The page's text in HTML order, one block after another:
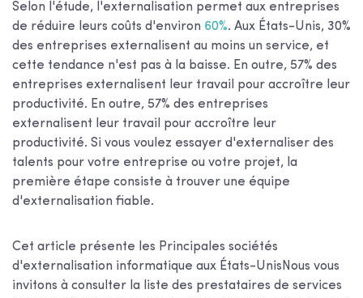
Selon l'étude, l'externalisation permet aux entreprises
de réduire leurs coûts d'environ 60%. Aux États-Unis, 30%
des entreprises externalisent au moins un service, et
cette tendance n'est pas à la baisse. En outre, 57% des
entreprises externalisent leur travail pour accroître leur
productivité. En outre, 57% des entreprises
externalisent leur travail pour accroître leur
productivité. Si vous voulez essayer d'externaliser des
talents pour votre entreprise ou votre projet, la
première étape consiste à trouver une équipe
d'externalisation fiable.
Cet article présente les Principales sociétés
d'externalisation informatique aux États-Unis Nous vous
invitons à consulter la liste des prestataires de services